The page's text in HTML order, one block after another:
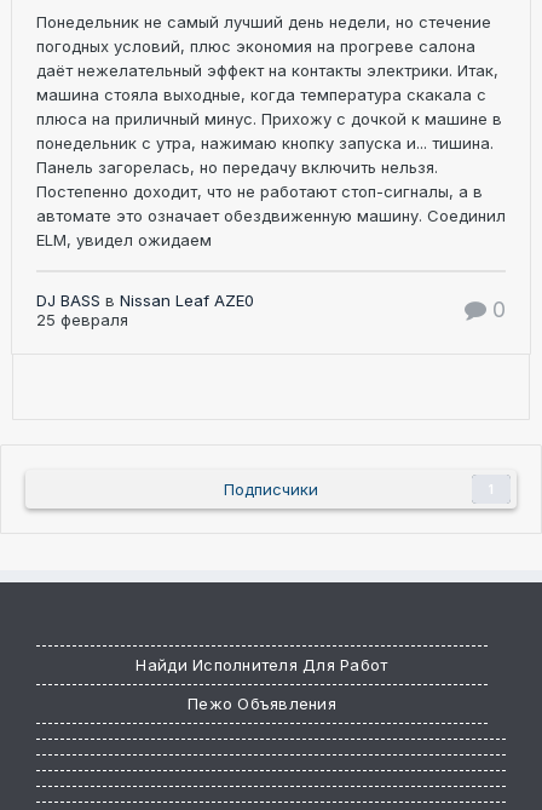
Понедельник не самый лучший день недели, но стечение
погодных условий, плюс экономия на прогреве салона
даёт нежелательный эффект на контакты электрики. Итак,
машина стояла выходные, когда температура скакала с
плюса на приличный минус. Прихожу c дочкой к машине в
понедельник с утра, нажимаю кнопку запуска и... тишина.
Панель загорелась, но передачу включить нельзя.
Постепенно доходит, что не работают стоп-сигналы, а в
автомате это означает обездвиженную машину. Соединил
ELM, увидел ожидаем
DJ BASS в Nissan Leaf AZE0
25 февраля
0
Подписчики 1
Найди Исполнителя Для Работ
Пежо Объявления